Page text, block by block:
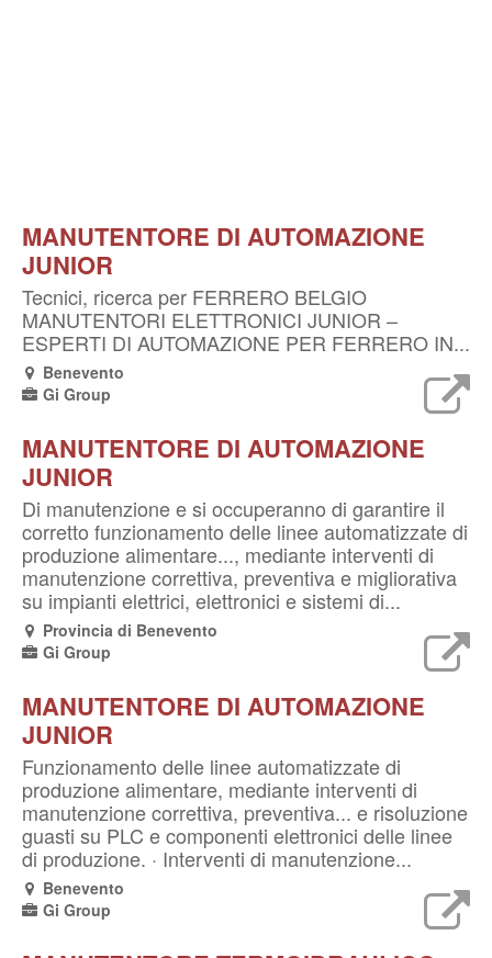
MANUTENTORE DI AUTOMAZIONE
JUNIOR
Tecnici, ricerca per FERRERO BELGIO
MANUTENTORI ELETTRONICI JUNIOR –
ESPERTI DI AUTOMAZIONE PER FERRERO IN...
Benevento
Gi Group
MANUTENTORE DI AUTOMAZIONE
JUNIOR
Di manutenzione e si occuperanno di garantire il
corretto funzionamento delle linee automatizzate di
produzione alimentare..., mediante interventi di
manutenzione correttiva, preventiva e migliorativa
su impianti elettrici, elettronici e sistemi di...
Provincia di Benevento
Gi Group
MANUTENTORE DI AUTOMAZIONE
JUNIOR
Funzionamento delle linee automatizzate di
produzione alimentare, mediante interventi di
manutenzione correttiva, preventiva... e risoluzione
guasti su PLC e componenti elettronici delle linee
di produzione. · Interventi di manutenzione...
Benevento
Gi Group